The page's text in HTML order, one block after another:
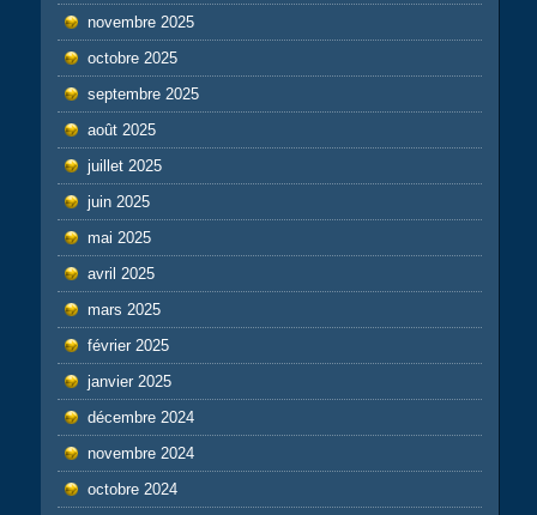
novembre 2025
octobre 2025
septembre 2025
août 2025
juillet 2025
juin 2025
mai 2025
avril 2025
mars 2025
février 2025
janvier 2025
décembre 2024
novembre 2024
octobre 2024